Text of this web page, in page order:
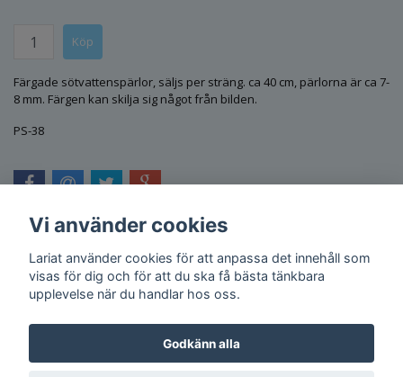
Färgade sötvattenspärlor, säljs per sträng. ca 40 cm, pärlorna är ca 7-
8 mm. Färgen kan skilja sig något från bilden.
PS-38
Vi använder cookies
Lariat använder cookies för att anpassa det innehåll som
visas för dig och för att du ska få bästa tänkbara
upplevelse när du handlar hos oss.
Godkänn alla